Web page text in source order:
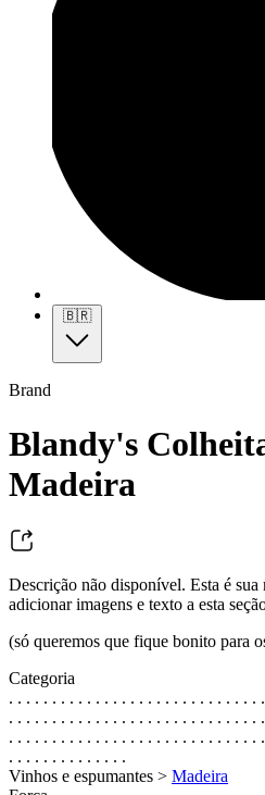
🇧🇷
Brand
Blandy's
Madeira
Descrição não disponível. Esta é sua
adicionar imagens e texto a esta
(só queremos que fique bonito para
Categoria
. . . . . . . . . . . . . . . . . . . . . . . . . . . . .
. . . . . . . . . . . . . . . . . . . . . . . . . . . . .
. . . . . . . . . . . . . . . . . . . . . . . . . . . . .
. . . . . . . . . . . . . .
Vinhos e espumantes > Madeira